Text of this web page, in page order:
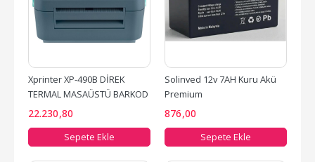
Xprinter XP-490B DİREK
TERMAL MASAÜSTÜ BARKOD
YAZICISI
22.230,80
Sepete Ekle
Solinved 12v 7AH Kuru Akü
Premium
876,00
Sepete Ekle